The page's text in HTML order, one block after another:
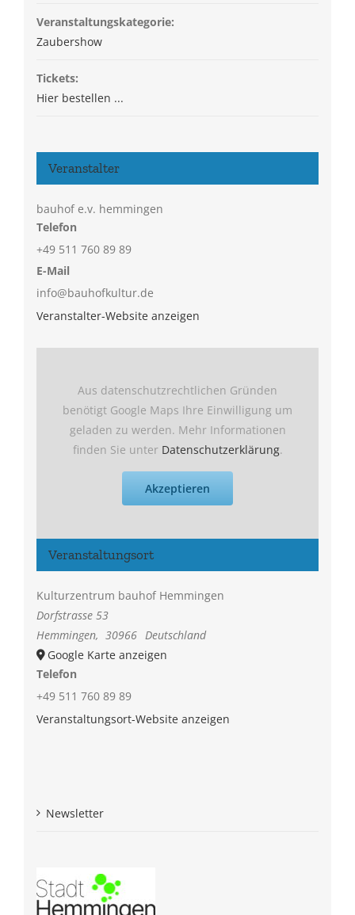
Veranstaltungskategorie:
Zaubershow
Tickets:
Hier bestellen ...
Veranstalter
bauhof e.v. hemmingen
Telefon
+49 511 760 89 89
E-Mail
info@bauhofkultur.de
Veranstalter-Website anzeigen
Veranstaltungsort
Kulturzentrum bauhof Hemmingen
Dorfstrasse 53
Hemmingen, 30966 Deutschland
Google Karte anzeigen
Telefon
+49 511 760 89 89
Veranstaltungsort-Website anzeigen
Aus datenschutzrechtlichen Gründen
benötigt Google Maps Ihre Einwilligung um
geladen zu werden. Mehr Informationen
finden Sie unter Datenschutzerklärung.
Akzeptieren
Newsletter